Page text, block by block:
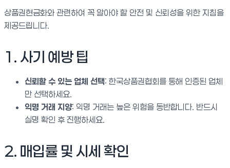
상품권현금화와 관련하여 꼭 알아야 할 안전 및 신뢰성을 위한 지침을
제공드립니다.
1. 사기 예방 팁
신뢰할 수 있는 업체 선택: 한국상품권협회를 통해 인증된 업체
만 선택하세요.
익명 거래 지양: 익명 거래는 높은 위험을 동반합니다. 반드시
실명 확인 후 진행하세요.
2. 매입률 및 시세 확인